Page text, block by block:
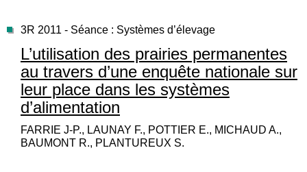
3R 2011 - Séance : Systèmes d’élevage
L’utilisation des prairies permanentes
au travers d’une enquête nationale sur
leur place dans les systèmes
d’alimentation
FARRIE J-P., LAUNAY F., POTTIER E., MICHAUD A.,
BAUMONT R., PLANTUREUX S.